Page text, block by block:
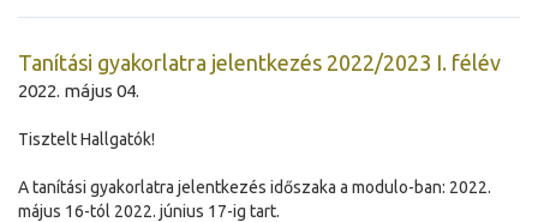
Tanítási gyakorlatra jelentkezés 2022/2023 I. félév
2022. május 04.
Tisztelt Hallgatók!
A tanítási gyakorlatra jelentkezés időszaka a modulo-ban: 2022.
május 16-tól 2022. június 17-ig tart.